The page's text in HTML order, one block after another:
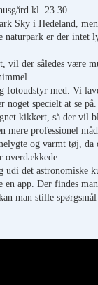
kl. 23.30.
Sky i Hedeland,
naturpark er der intet
vil der således være
fotoudstyr med. Vi
noget specielt at se på.
kikkert, så der vil
mere professionel
og varmt tøj,
overdækkede.
udi det astronomiske
en app. Der findes
man stille